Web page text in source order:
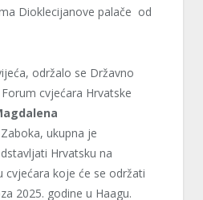
Dioklecijanove palače od
održalo se Državno
cvjećara Hrvatske
ukupna je
Hrvatsku na
cvjećara koje će se održati
2025. godine u Haagu.